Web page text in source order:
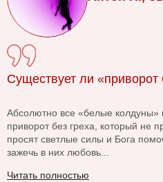
Существует ли «приворот
Абсолютно все «белые колдуны»
приворот без греха, который не
просят светлые силы и Бога
зажечь в них любовь...
Читать полностью